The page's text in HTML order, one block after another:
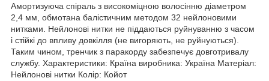
Амортизуюча спіраль з високоміцною волосінню діаметром
2,4 мм, обмотана балістичним методом 32 нейлоновими
нитками. Нейлонові нитки не піддаються руйнуванню з часом
і стійкі до впливу довкілля (не вигоряють, не руйнуються).
Таким чином, тренчик з паракорду забезпечує довготривалу
службу. Характеристики: Країна виробника: Україна Матеріал:
Нейлонові нитки Колір: Койот